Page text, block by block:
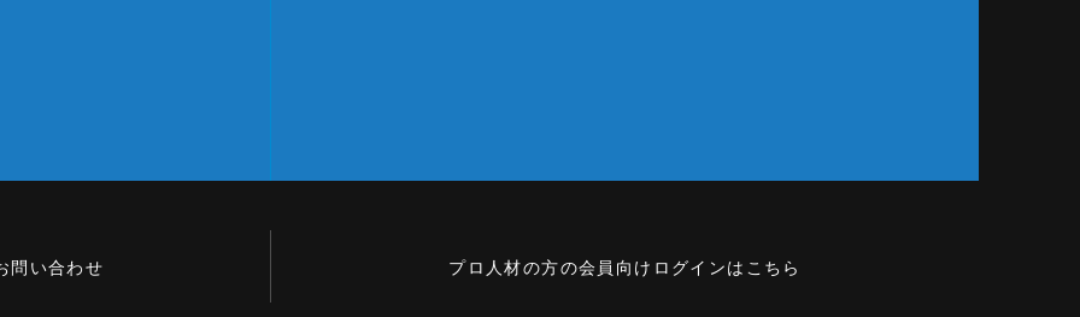
問い合わせ プロ人材の方の会員向けログインはこちら